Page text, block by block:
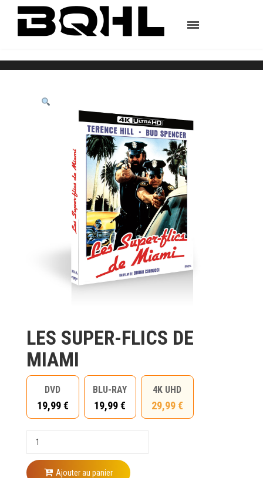
LES SUPER-FLICS DE
MIAMI
DVD
19,99 €
BLU-RAY
19,99 €
4K UHD
29,99 €
Ajouter au panier